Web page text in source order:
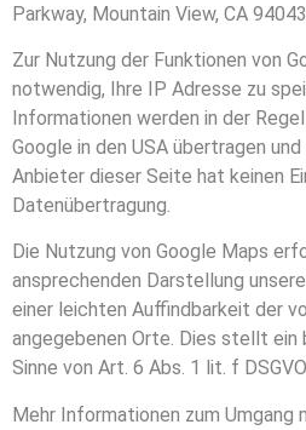
Parkway, Mountain View, CA
Zur Nutzung der Funktionen von
notwendig, Ihre IP Adresse zu
Informationen werden in der
Google in den USA übertragen
Anbieter dieser Seite hat keinen
Datenübertragung.
Die Nutzung von Google Maps
ansprechenden Darstellung
einer leichten Auffindbarkeit der
angegebenen Orte. Dies stellt
Sinne von Art. 6 Abs. 1 lit. f
Mehr Informationen zum Umgang